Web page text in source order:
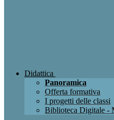
Didattica
Panoramica
Offerta formativa
I progetti delle classi
Biblioteca Digitale -